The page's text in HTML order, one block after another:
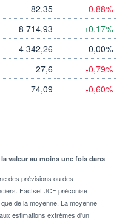
82,35 -0,88%
8 714,93 +0,17%
4 342,26 0,00%
27,6 -0,79%
74,09 -0,60%
valeur au moins une fois dans
des prévisions ou des
Factset JCF préconise
de la moyenne. La moyenne
estimations extrêmes d'un